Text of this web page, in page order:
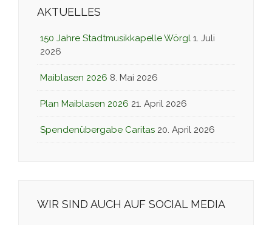
AKTUELLES
150 Jahre Stadtmusikkapelle Wörgl 1. Juli
2026
Maiblasen 2026 8. Mai 2026
Plan Maiblasen 2026 21. April 2026
Spendenübergabe Caritas 20. April 2026
WIR SIND AUCH AUF SOCIAL MEDIA